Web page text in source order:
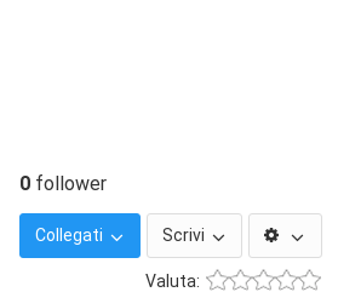
0 follower
Collegati Scrivi
Valuta: